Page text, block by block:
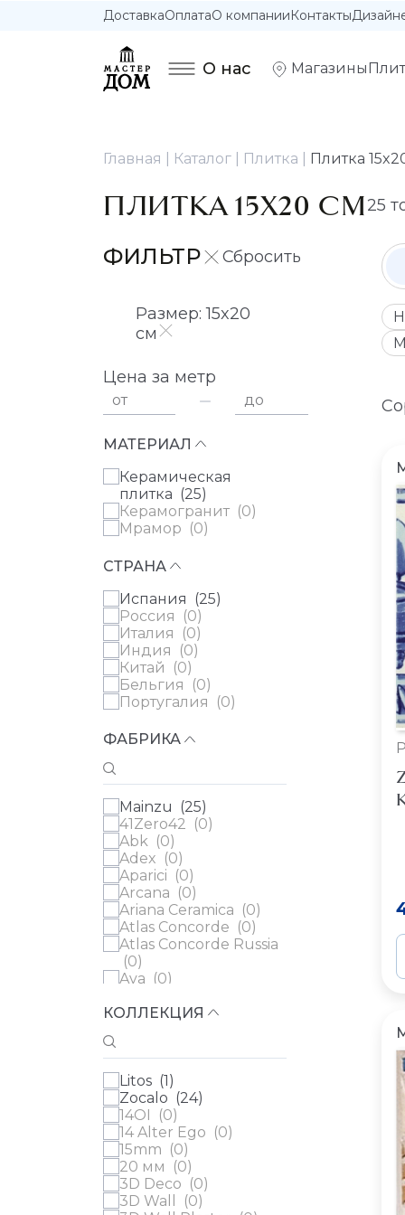
ДоставкаОплатаО компанииКонтакты
О нас Магазины
Главная Каталог Плитка Плитка
ПЛИТКА 15X20 СМ25
ФИЛЬТР
Размер: 15x20
см
Цена за метр
от до
МАТЕРИАЛ
Керамическая
плитка (25)
Керамогранит (0)
Мрамор (0)
СТРАНА
Испания (25)
Россия (0)
Италия (0)
Индия (0)
Китай (0)
Бельгия (0)
Португалия (0)
ФАБРИКА
Mainzu (25)
41Zero42 (0)
Abk (0)
Adex (0)
Aparici (0)
Arcana (0)
Ariana Ceramica (0)
Atlas Concorde (0)
Atlas Concorde Russia
(0)
Ava (0)
Casa Dolce Casa (
(0)
Ceramica Vilar Albaro
(0)
Cerdomus ( 0)
Cifre ( 0)
Cir (0)
Колизеумгрэс
(Coliseumgres) (
КОЛЛЕКЦИЯ
Litos (1)
Zocalo (24)
14OI (0)
14 Alter Ego (0)
15mm (0)
20 мм (0)
3D Deco (0)
3D Wall (0)